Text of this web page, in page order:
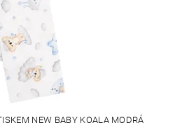
NEW BABY KOALA MODRÁ